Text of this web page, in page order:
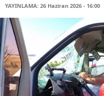
YAYINLAMA: 26 Haziran 2026 - 16:00